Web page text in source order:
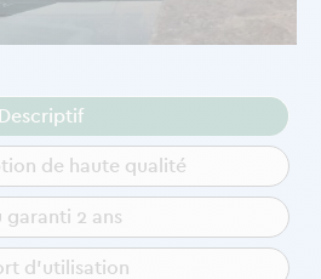
Descriptif
de haute qualité
garanti 2 ans
d'utilisation